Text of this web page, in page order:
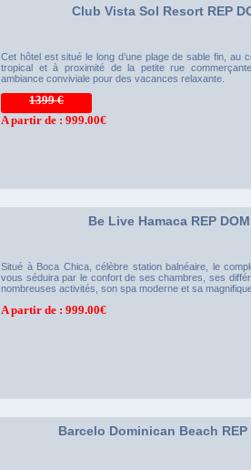
Club Vista Sol Resort REP
Cet hôtel est situé le long d’une plage de sable fin, au
tropical et à proximité de la petite rue
ambiance conviviale pour des vacances relaxante.
1399 €
A partir de : 999.00€
Be Live Hamaca REP DOM
Situé à Boca Chica, célèbre station balnéaire, le
vous séduira par le confort de ses chambres, ses
nombreuses activités, son spa moderne et sa
A partir de : 999.00€
Barcelo Dominican Beach REP